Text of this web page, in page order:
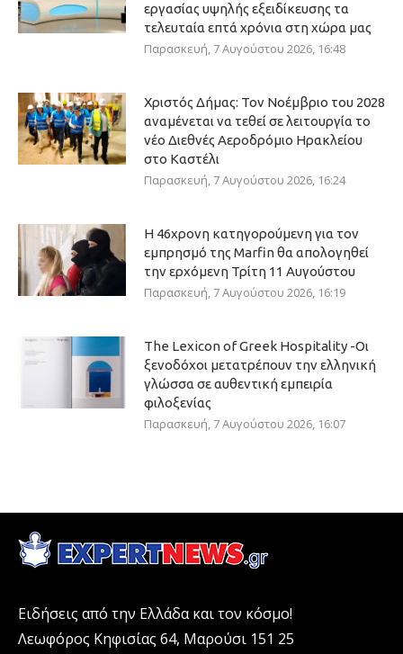
εργασίας υψηλής εξειδίκευσης τα
τελευταία επτά χρόνια στη χώρα μας
Παρασκευή, 7 Αυγούστου 2026, 16:48
Χριστός Δήμας: Τον Νοέμβριο του 2028
αναμένεται να τεθεί σε λειτουργία το
νέο Διεθνές Αεροδρόμιο Ηρακλείου
στο Καστέλι
Παρασκευή, 7 Αυγούστου 2026, 16:24
Η 46χρονη κατηγορούμενη για τον
εμπρησμό της Marfin θα απολογηθεί
την ερχόμενη Τρίτη 11 Αυγούστου
Παρασκευή, 7 Αυγούστου 2026, 16:19
The Lexicon of Greek Hospitality -Οι
ξενοδόχοι μετατρέπουν την ελληνική
γλώσσα σε αυθεντική εμπειρία
φιλοξενίας
Παρασκευή, 7 Αυγούστου 2026, 16:07
Ειδήσεις από την Ελλάδα και τον κόσμο!
Λεωφόρος Κηφισίας 64, Μαρούσι 151 25